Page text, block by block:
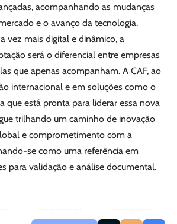
acompanhando as mudanças
e o avanço da tecnologia.
vez mais digital e dinâmico, a
será o diferencial entre empresas
que apenas acompanham. A CAF, ao
internacional e em soluções como o
que está pronta para liderar essa nova
trilhando um caminho de inovação
e comprometimento com a
se como uma referência em
para validação e análise documental.